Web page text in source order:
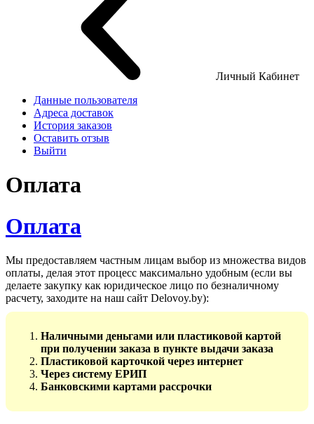
Личный Кабинет
Данные пользователя
Адреса доставок
История заказов
Оставить отзыв
Выйти
Оплата
Оплата
Мы предоставляем частным лицам выбор из множества видов
оплаты, делая этот процесс максимально удобным (если вы
делаете закупку как юридическое лицо по безналичному
расчету, заходите на наш сайт Delovoy.by):
Наличными деньгами или пластиковой картой
при получении заказа в пункте выдачи заказа
Пластиковой карточкой через интернет
Через систему ЕРИП
Банковскими картами рассрочки